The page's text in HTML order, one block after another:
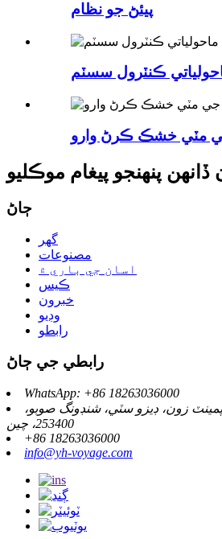
پيئڻ جو نظام
ڪنٽرول سسٽم
مٽي خشڪ ڪرڻ وارو
ڄاڻ
گهر
مصنوعات
اسان جي باري ۾
ڪيس
خبرون
وڊيو
رابطو
رابطي جي ڄاڻ
WhatsApp: +86 18263036000
زون، ڊيزو سٽي، شنڊونگ صوبو،
253400، چين
+86 18263036000
info@yh-voyage.com